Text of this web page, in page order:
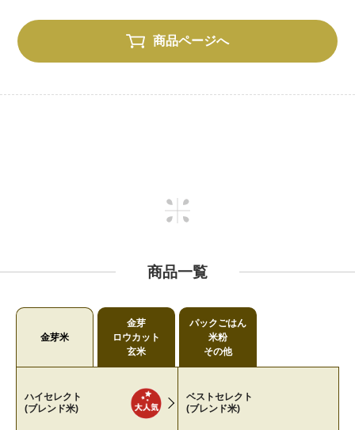
商品ページへ
商品一覧
金芽米
ハイセレクト
(ブレンド米)
ベストセレクト
(ブレンド米)
金芽
ロウカット
玄米
パックごはん
米粉
その他